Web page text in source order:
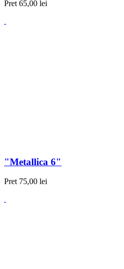
Pret 65,00 lei
"Metallica 6"
Pret 75,00 lei